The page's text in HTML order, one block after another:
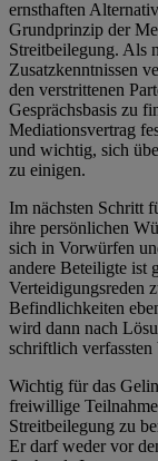
ernsthaften
Grundprinzip der
Streitbeilegung. Als
Zusatzkenntnissen
den verstrittenen
Gesprächsbasis zu
Mediationsvertrag
und wichtig, sich
zu einigen.
Im nächsten Schritt
ihre persönlichen
sich in Vorwürfen
andere Beteiligte ist
Verteidigungsreden
Befindlichkeiten
wird dann nach
schriftlich
Wichtig für das
freiwillige
Streitbeilegung zu
Er darf weder vor